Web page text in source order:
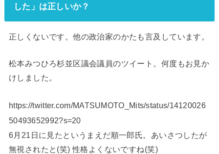
した」は正しいか？
正しくないです。他の政治家のかたも言及しています。
松本みつひろ杉並区議会議員のツイート。何度もお見か
けしました。
https://twitter.com/MATSUMOTO_Mits/status/14120026
50493652992?s=20
6月21日に見たというまえだ順一郎氏。あいさつしたが
無視されたと(笑) 性格よくないですね(笑)